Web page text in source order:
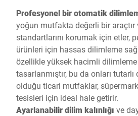
Profesyonel bir otomatik
yoğun mutfakta değerli bir araçtır
standartlarını korumak için etler,
ürünleri için hassas dilimleme
özellikle yüksek hacimli
tasarlanmıştır, bu da onları
olduğu ticari mutfaklar,
tesisleri için ideal hale getirir.
Ayarlanabilir dilim kalınlığı ve